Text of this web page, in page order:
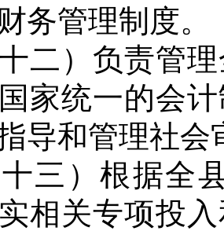
务管理制度。
）负责管理
家统一的会
导和管理社
）根据全县
相关专项投